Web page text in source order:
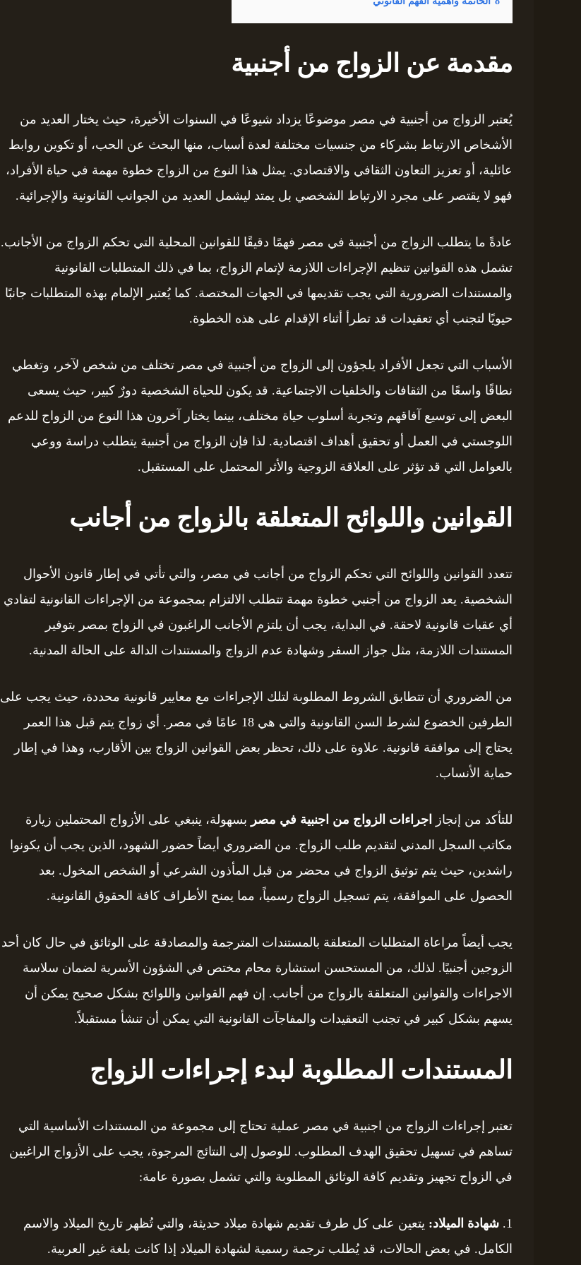
مقدمة عن الزواج من أجنبية
يُعتبر الزواج من أجنبية في مصر موضوعًا يزداد شيوعًا في السنوات الأخيرة، حيث يختار العديد من
الأشخاص الارتباط بشركاء من جنسيات مختلفة لعدة أسباب، منها البحث عن الحب، أو تكوين روابط
عائلية، أو تعزيز التعاون الثقافي والاقتصادي. يمثل هذا النوع من الزواج خطوة مهمة في حياة الأفراد،
فهو لا يقتصر على مجرد الارتباط الشخصي بل يمتد ليشمل العديد من الجوانب القانونية والإجرائية.
عادةً ما يتطلب الزواج من أجنبية في مصر فهمًا دقيقًا للقوانين المحلية التي تحكم الزواج من الأجانب.
تشمل هذه القوانين تنظيم الإجراءات اللازمة لإتمام الزواج، بما في ذلك المتطلبات القانونية
والمستندات الضرورية التي يجب تقديمها في الجهات المختصة. كما يُعتبر الإلمام بهذه المتطلبات جانبًا
حيويًا لتجنب أي تعقيدات قد تطرأ أثناء الإقدام على هذه الخطوة.
الأسباب التي تجعل الأفراد يلجؤون إلى الزواج من أجنبية في مصر تختلف من شخص لآخر، وتغطي
نطاقًا واسعًا من الثقافات والخلفيات الاجتماعية. قد يكون للحياة الشخصية دورٌ كبير، حيث يسعى
البعض إلى توسيع آفاقهم وتجربة أسلوب حياة مختلف، بينما يختار آخرون هذا النوع من الزواج للدعم
اللوجستي في العمل أو تحقيق أهداف اقتصادية. لذا فإن الزواج من أجنبية يتطلب دراسة ووعي
بالعوامل التي قد تؤثر على العلاقة الزوجية والأثر المحتمل على المستقبل.
القوانين واللوائح المتعلقة بالزواج من أجانب
تتعدد القوانين واللوائح التي تحكم الزواج من أجانب في مصر، والتي تأتي في إطار قانون الأحوال
الشخصية. يعد الزواج من أجنبي خطوة مهمة تتطلب الالتزام بمجموعة من الإجراءات القانونية لتفادي
أي عقبات قانونية لاحقة. في البداية، يجب أن يلتزم الأجانب الراغبون في الزواج بمصر بتوفير
المستندات اللازمة، مثل جواز السفر وشهادة عدم الزواج والمستندات الدالة على الحالة المدنية.
من الضروري أن تتطابق الشروط المطلوبة لتلك الإجراءات مع معايير قانونية محددة، حيث يجب على
الطرفين الخضوع لشرط السن القانونية والتي هي 18 عامًا في مصر. أي زواج يتم قبل هذا العمر
يحتاج إلى موافقة قانونية. علاوة على ذلك، تحظر بعض القوانين الزواج بين الأقارب، وهذا في إطار
حماية الأنساب.
للتأكد من إنجاز اجراءات الزواج من اجنبية في مصر بسهولة، ينبغي على الأزواج المحتملين زيارة
مكاتب السجل المدني لتقديم طلب الزواج. من الضروري أيضاً حضور الشهود، الذين يجب أن يكونوا
راشدين، حيث يتم توثيق الزواج في محضر من قبل المأذون الشرعي أو الشخص المخول. بعد
الحصول على الموافقة، يتم تسجيل الزواج رسمياً، مما يمنح الأطراف كافة الحقوق القانونية.
يجب أيضاً مراعاة المتطلبات المتعلقة بالمستندات المترجمة والمصادقة على الوثائق في حال كان أحد
الزوجين أجنبيًا. لذلك، من المستحسن استشارة محام مختص في الشؤون الأسرية لضمان سلاسة
الاجراءات والقوانين المتعلقة بالزواج من أجانب. إن فهم القوانين واللوائح بشكل صحيح يمكن أن
يسهم بشكل كبير في تجنب التعقيدات والمفاجآت القانونية التي يمكن أن تنشأ مستقبلاً.
المستندات المطلوبة لبدء إجراءات الزواج
تعتبر إجراءات الزواج من اجنبية في مصر عملية تحتاج إلى مجموعة من المستندات الأساسية التي
تساهم في تسهيل تحقيق الهدف المطلوب. للوصول إلى النتائج المرجوة، يجب على الأزواج الراغبين
في الزواج تجهيز وتقديم كافة الوثائق المطلوبة والتي تشمل بصورة عامة:
1. شهادة الميلاد: يتعين على كل طرف تقديم شهادة ميلاد حديثة، والتي تُظهر تاريخ الميلاد والاسم
الكامل. في بعض الحالات، قد يُطلب ترجمة رسمية لشهادة الميلاد إذا كانت بلغة غير العربية.